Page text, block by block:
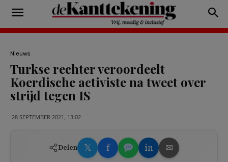
Nieuws
Turkse rechter veroordeelt
Koerdische activiste na tweet over
strijd tegen IS
28 SEPTEMBER 2021, 13:02
Delen 𝕏 f in ✉